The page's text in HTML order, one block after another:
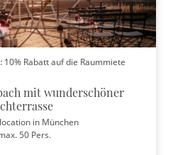
10% Rabatt auf die Raummiete
mit wunderschöner
in München
50 Pers.